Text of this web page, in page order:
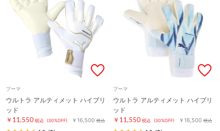
プーマ
ウルトラ アルティメット ハイブリ
ッド
￥11,550 税込 (30%OFF) ￥16,500 税込
プーマ
ウルトラ アルティメット ハイブリ
ッド
￥11,550 税込 (30%OFF) ￥16,500 税込